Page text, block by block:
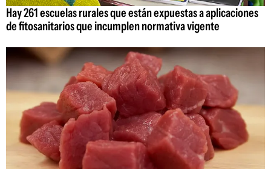
Hay 261 escuelas rurales que están expuestas a aplicaciones
de fitosanitarios que incumplen normativa vigente